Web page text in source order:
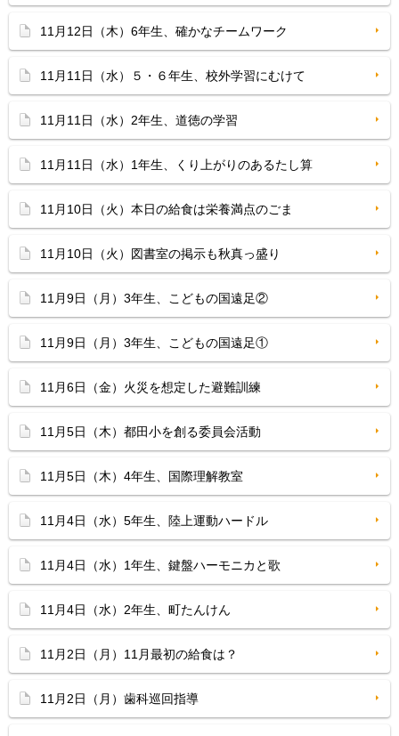
11月12日（木）6年生、確かなチームワーク
11月11日（水）５・６年生、校外学習にむけて
11月11日（水）2年生、道徳の学習
11月11日（水）1年生、くり上がりのあるたし算
11月10日（火）本日の給食は栄養満点のごま
11月10日（火）図書室の掲示も秋真っ盛り
11月9日（月）3年生、こどもの国遠足②
11月9日（月）3年生、こどもの国遠足①
11月6日（金）火災を想定した避難訓練
11月5日（木）都田小を創る委員会活動
11月5日（木）4年生、国際理解教室
11月4日（水）5年生、陸上運動ハードル
11月4日（水）1年生、鍵盤ハーモニカと歌
11月4日（水）2年生、町たんけん
11月2日（月）11月最初の給食は？
11月2日（月）歯科巡回指導